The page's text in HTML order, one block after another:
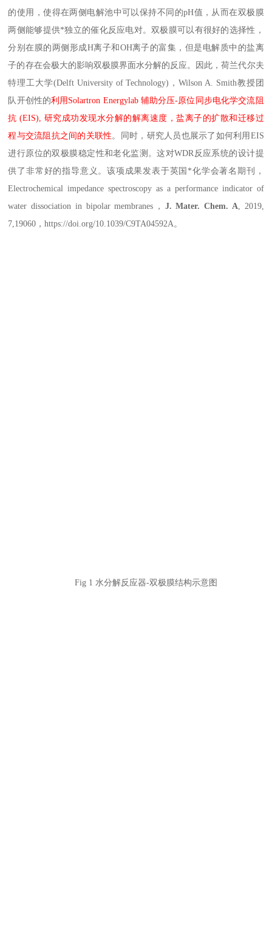
的使用，使得在两侧电解池中可以保持不同的pH值，从而在双极膜
两侧能够提供*独立的催化反应电对。双极膜可以有很好的选择性，
分别在膜的两侧形成H离子和OH离子的富集，但是电解质中的盐离
子的存在会极大的影响双极膜界面水分解的反应。因此，荷兰代尔夫
特理工大学(Delft University of Technology)，Wilson A. Smith教授团
队开创性的利用 Solartron Energylab 辅助分压-原位同步电化学交流阻
抗 (EIS), 研究成功发现水分解的解离速度，盐离子的扩散和迁移过
程与交流阻抗之间的关联性 。同时，研究人员也展示了如何利用 EIS
进行原位的双极膜稳定性和老化监测。这对WDR反应系统的设计提
供了非常好的指导意义。该项成果发表于英国*化学会著名期刊，
Electrochemical impedance spectroscopy as a performance indicator of
water dissociation in bipolar membranes， J. Mater. Chem. A , 2019,
7,19060，https://doi.org/10.1039/C9TA04592A。
Fig 1 水分解反应器-双极膜结构示意图